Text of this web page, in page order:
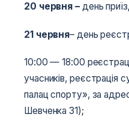
20 червня – день
21 червня– день
10:00 — 18:00
учасників,
палац спорту», за
Шевченка 31);